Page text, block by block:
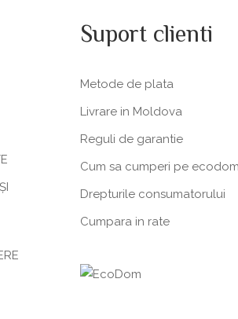
Suport clienti
Metode de plata
Livrare in Moldova
Reguli de garantie
Cum sa cumperi pe
Drepturile consumatorului
Cumpara in rate